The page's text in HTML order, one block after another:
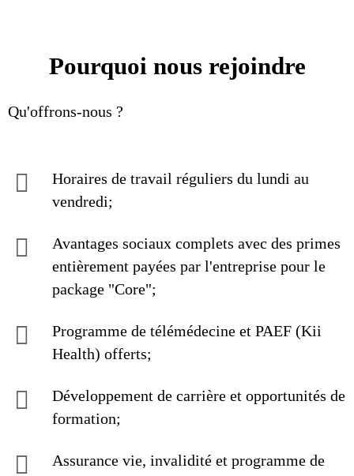
Pourquoi nous rejoindre
Qu'offrons-nous ?
Horaires de travail réguliers du lundi au
vendredi;
Avantages sociaux complets avec des primes
entièrement payées par l'entreprise pour le
package "Core";
Programme de télémédecine et PAEF (Kii
Health) offerts;
Développement de carrière et opportunités de
formation;
Assurance vie, invalidité et programme de